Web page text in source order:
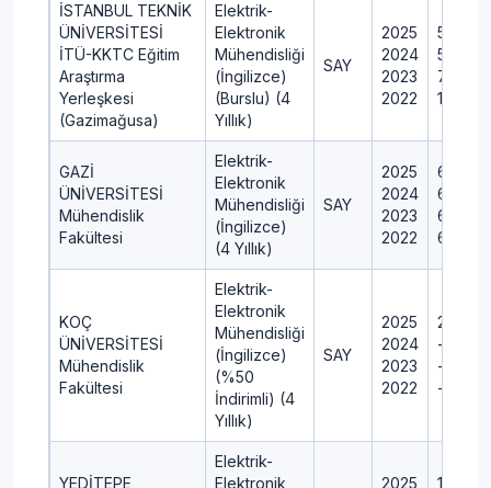
İSTANBUL TEKNİK
ÜNİVERSİTESİ
İTÜ-KKTC Eğitim
Araştırma
Yerleşkesi
(Gazimağusa)
Elektrik-
Elektronik
Mühendisliği
(İngilizce)
(Burslu) (4
Yıllık)
SAY
2025
2024
2023
2022
5
5
7
10
GAZİ
ÜNİVERSİTESİ
Mühendislik
Fakültesi
Elektrik-
Elektronik
Mühendisliği
(İngilizce)
(4 Yıllık)
SAY
2025
2024
2023
2022
60
60
60
60
KOÇ
ÜNİVERSİTESİ
Mühendislik
Fakültesi
Elektrik-
Elektronik
Mühendisliği
(İngilizce)
(%50
İndirimli) (4
Yıllık)
SAY
2025
2024
2023
2022
20
---
---
---
YEDİTEPE
Elektrik-
Elektronik
2025 12